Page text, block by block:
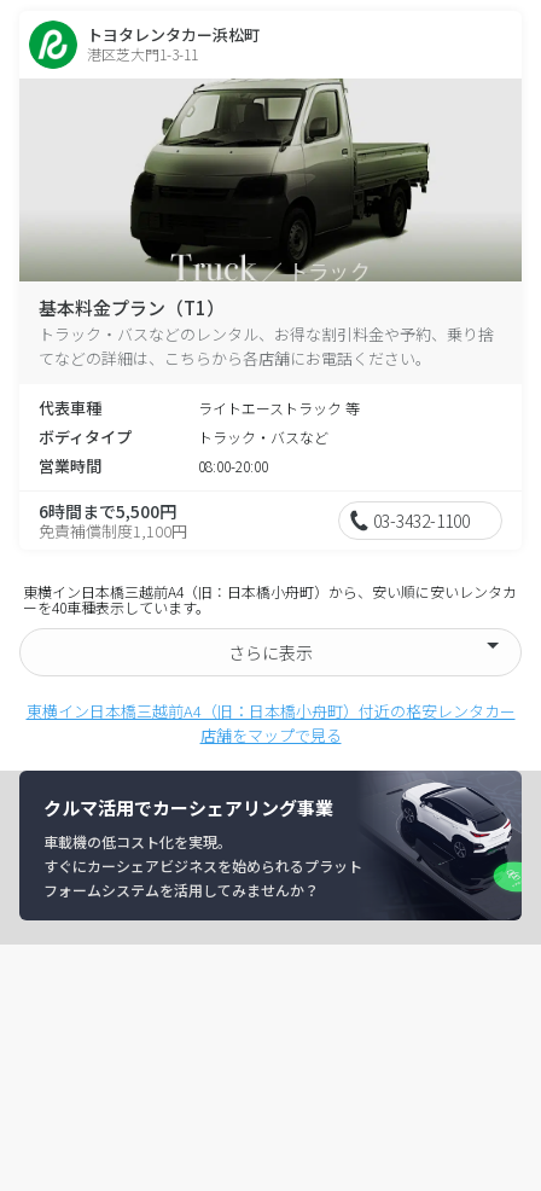
トヨタレンタカー浜松町
港区芝大門1-3-11
基本料金プラン（T1）
トラック・バスなどのレンタル、お得な割引料金や予約、乗り捨
てなどの詳細は、こちらから各店舗にお電話ください。
代表車種 ライトエーストラック 等
ボディタイプ トラック・バスなど
営業時間 08:00-20:00
6時間まで5,500円
免責補償制度1,100円 03-3432-1100
東横イン日本橋三越前A4（旧：日本橋小舟町）から、安い順に安いレンタカ
ーを40車種表示しています。
さらに表示
東横イン日本橋三越前A4（旧：日本橋小舟町）付近の格安レンタカー
店舗をマップで見る
クルマ活用でカーシェアリング事業
車載機の低コスト化を実現。
すぐにカーシェアビジネスを始められるプラット
フォームシステムを活用してみませんか？